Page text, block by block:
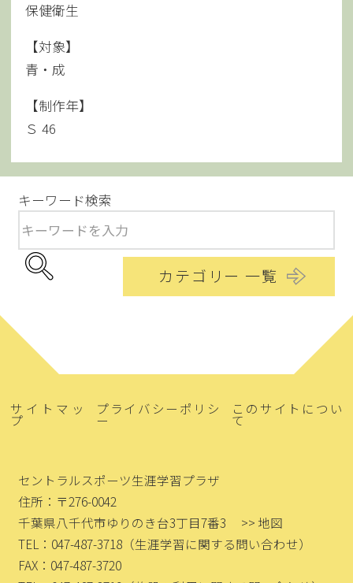
保健衛生
【対象】
青・成
【制作年】
Ｓ 46
キーワード検索
カテゴリー 一覧
サイトマッ
プ
プライバシーポリシ
ー
このサイトについ
て
セントラルスポーツ生涯学習プラザ
住所：〒276-0042
千葉県八千代市ゆりのき台3丁目7番3
>> 地図
TEL：047-487-3718 （生涯学習に関する問い合わせ）
FAX：047-487-3720